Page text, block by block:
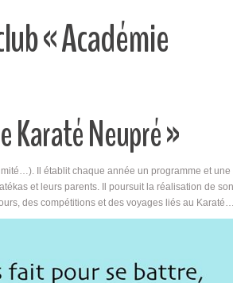
« Académie
Karaté Neupré »
Il établit chaque année un programme et une
et leurs parents. Il poursuit la réalisation de
des compétitions et des voyages liés au Karaté…